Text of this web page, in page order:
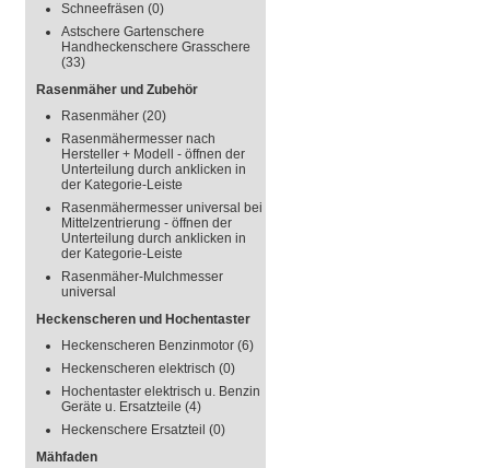
Schneefräsen (0)
Astschere Gartenschere
Handheckenschere Grasschere
(33)
Rasenmäher und Zubehör
Rasenmäher (20)
Rasenmähermesser nach
Hersteller + Modell - öffnen der
Unterteilung durch anklicken in
der Kategorie-Leiste
Rasenmähermesser universal bei
Mittelzentrierung - öffnen der
Unterteilung durch anklicken in
der Kategorie-Leiste
Rasenmäher-Mulchmesser
universal
Heckenscheren und Hochentaster
Heckenscheren Benzinmotor (6)
Heckenscheren elektrisch (0)
Hochentaster elektrisch u. Benzin
Geräte u. Ersatzteile (4)
Heckenschere Ersatzteil (0)
Mähfaden